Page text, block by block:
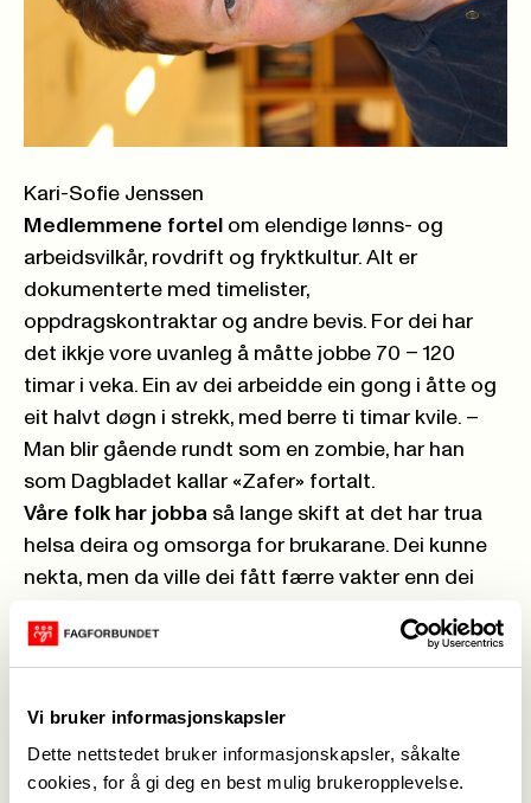
Vi bruker informasjonskapsler
Dette nettstedet bruker informasjonskapsler, såkalte
cookies, for å gi deg en best mulig brukeropplevelse.
Kari-Sofie Jenssen
Medlemmene fortel om elendige lønns- og
arbeidsvilkår, rovdrift og fryktkultur. Alt er
dokumenterte med timelister,
oppdragskontraktar og andre bevis. For dei har
det ikkje vore uvanleg å måtte jobbe 70 – 120
timar i veka. Ein av dei arbeidde ein gong i åtte og
eit halvt døgn i strekk, med berre ti timar kvile. –
Man blir gående rundt som en zombie, har han
som Dagbladet kallar «Zafer» fortalt.
Våre folk har jobba så lange skift at det har trua
helsa deira og omsorga for brukarane. Dei kunne
nekta, men da ville dei fått færre vakter enn dei
kontrakten.
Maktforholdetmellom Aleris og arbeidarane er
ekstremt skeivt, så skeivt at folk har vorte pressa
vart arbeidarane pålagde å køyre ein brukar inn til